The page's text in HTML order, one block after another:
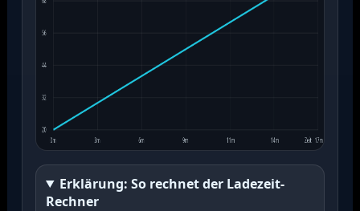
Erklärung: So rechnet der Ladezeit-
Rechner